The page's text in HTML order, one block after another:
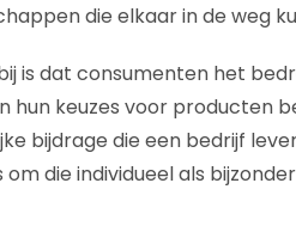
die elkaar in de weg
is dat consumenten het
hun keuzes voor producten
bijdrage die een bedrijf
om die individueel als